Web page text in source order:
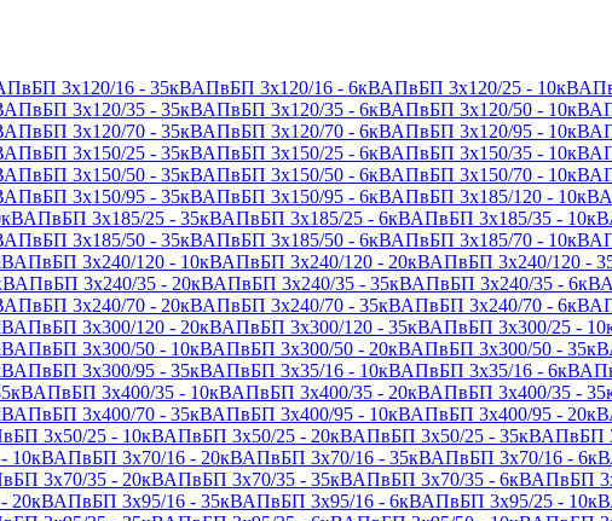
3х120/16 - 35кВАПвБП 3х120/16 - 6кВАПвБП 3х120/25 - 10кВ
АПвБП 3х120/35 - 35кВАПвБП 3х120/35 - 6кВАПвБП 3х120/50 - 10кВ
АПвБП 3х120/70 - 35кВАПвБП 3х120/70 - 6кВАПвБП 3х120/95 - 10кВ
АПвБП 3х150/25 - 35кВАПвБП 3х150/25 - 6кВАПвБП 3х150/35 - 10кВ
АПвБП 3х150/50 - 35кВАПвБП 3х150/50 - 6кВАПвБП 3х150/70 - 10кВ
АПвБП 3х150/95 - 35кВАПвБП 3х150/95 - 6кВАПвБП 3х185/120 - 10кВ
АПвБП 3х185/25 - 35кВАПвБП 3х185/25 - 6кВАПвБП 3х185/35 - 10кВ
АПвБП 3х185/50 - 35кВАПвБП 3х185/50 - 6кВАПвБП 3х185/70 - 10кВ
АПвБП 3х240/120 - 10кВАПвБП 3х240/120 - 20кВАПвБП 3х240/120 -
АПвБП 3х240/35 - 20кВАПвБП 3х240/35 - 35кВАПвБП 3х240/35 - 6кВ
АПвБП 3х240/70 - 20кВАПвБП 3х240/70 - 35кВАПвБП 3х240/70 - 6кВ
АПвБП 3х300/120 - 20кВАПвБП 3х300/120 - 35кВАПвБП 3х300/25 -
АПвБП 3х300/50 - 10кВАПвБП 3х300/50 - 20кВАПвБП 3х300/50 - 35кВ
АПвБП 3х300/95 - 35кВАПвБП 3х35/16 - 10кВАПвБП 3х35/16 - 6кВ
АПвБП 3х400/35 - 10кВАПвБП 3х400/35 - 20кВАПвБП 3х400/35 -
АПвБП 3х400/70 - 35кВАПвБП 3х400/95 - 10кВАПвБП 3х400/95 - 20кВ
3х50/25 - 10кВАПвБП 3х50/25 - 20кВАПвБП 3х50/25 - 35кВАПвБП
10кВАПвБП 3х70/16 - 20кВАПвБП 3х70/16 - 35кВАПвБП 3х70/16 - 6кВ
3х70/35 - 20кВАПвБП 3х70/35 - 35кВАПвБП 3х70/35 - 6кВАПвБП
20кВАПвБП 3х95/16 - 35кВАПвБП 3х95/16 - 6кВАПвБП 3х95/25 - 10кВ